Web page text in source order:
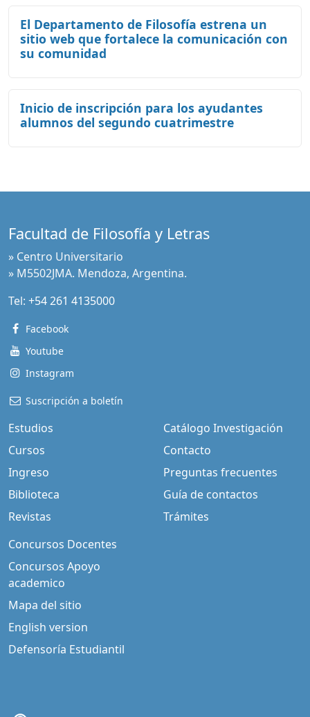
El Departamento de Filosofía estrena un
sitio web que fortalece la comunicación con
su comunidad
Inicio de inscripción para los ayudantes
alumnos del segundo cuatrimestre
Facultad de Filosofía y Letras
» Centro Universitario
» M5502JMA. Mendoza, Argentina.
Tel: +54 261 4135000
Facebook
Youtube
Instagram
Suscripción a boletín
Estudios
Cursos
Ingreso
Biblioteca
Revistas
Catálogo Investigación
Contacto
Preguntas frecuentes
Guía de contactos
Trámites
Concursos Docentes
Concursos Apoyo
academico
Mapa del sitio
English version
Defensoría Estudiantil